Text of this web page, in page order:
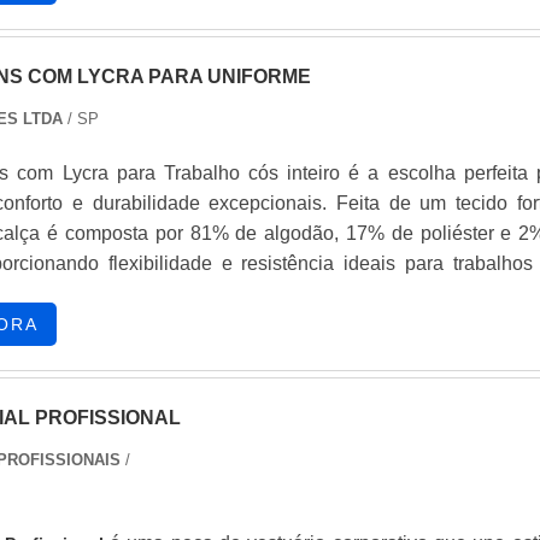
o trabalho.Além disso, o Macacão Rf Ca da UNIFORS
no corpo, garantindo mobilidade e conforto ao usuário.
em ambientes industriais, mecânicos, ou de manutenção,
perfeita para quem busca qualidade e durabilidade em
no Macacão Rf Ca da UNIFORS e tenha a
um produto de alta qualidade, fabricado por uma
de uniformes profissionais.
COM LYCRA PARA UNIFORME
LTDA/ SP
com Lycra para Trabalho cós inteiro é a escolha perfeita
durabilidade excepcionais. Feita de um tecido forte e
é composta por 81% de algodão, 17% de poliéster e
flexibilidade e resistência ideais para trabalhos
chapados na costa.
PROFISSIONAL
/